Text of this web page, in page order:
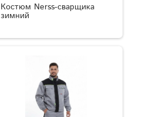
Костюм Nerss-сварщика
зимний